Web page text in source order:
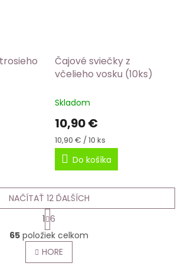
Čajové sviečky z
včelieho vosku (10ks)
Skladom
10,90 €
Jednotková
cena:
10,90 € / 10 ks
Do košíka
O
v
l
á
NAČÍTAŤ 12 ĎALŠÍCH
S
t
r
á
n
k
1 6
65 položiek celkom
HORE